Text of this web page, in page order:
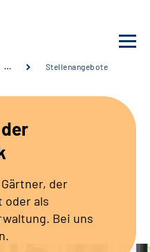
… Stellenangebote
der
oder als
Bei uns